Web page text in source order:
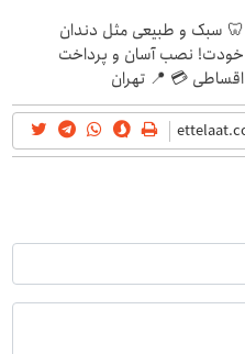
🦷 سبک و طبیعی مثل دندان
خودت! نصب آسان و پرداخت
اقساطی 💳 📍 تهران